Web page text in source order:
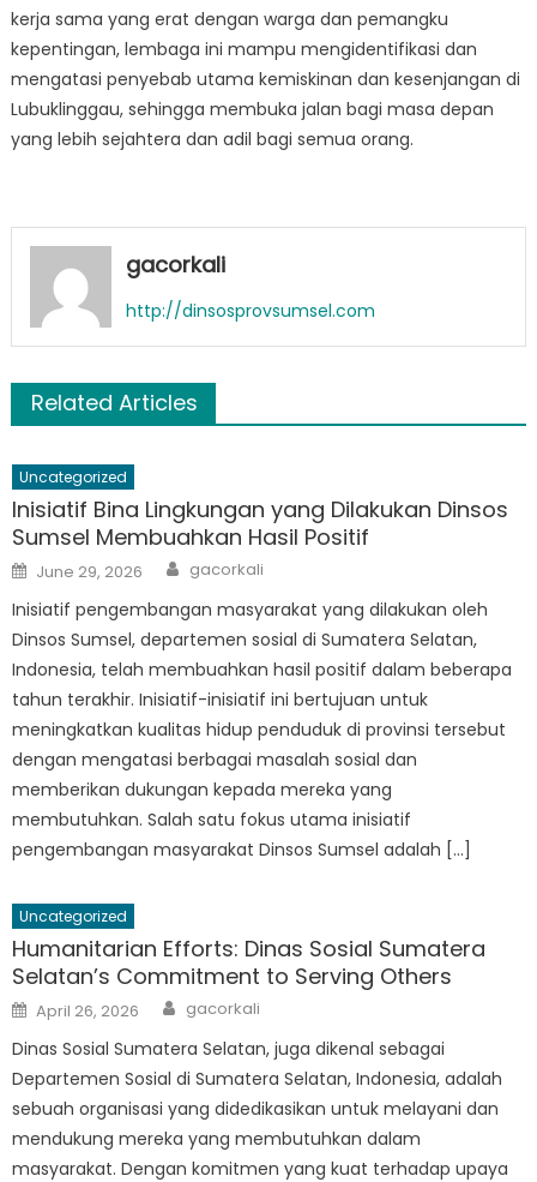
kerja sama yang erat dengan warga dan pemangku
kepentingan, lembaga ini mampu mengidentifikasi dan
mengatasi penyebab utama kemiskinan dan kesenjangan di
Lubuklinggau, sehingga membuka jalan bagi masa depan
yang lebih sejahtera dan adil bagi semua orang.
gacorkali
http://dinsosprovsumsel.com
Related Articles
Uncategorized
Inisiatif Bina Lingkungan yang Dilakukan Dinsos
Sumsel Membuahkan Hasil Positif
Posted
on
June 29, 2026 Author
gacorkali
Inisiatif pengembangan masyarakat yang dilakukan oleh
Dinsos Sumsel, departemen sosial di Sumatera Selatan,
Indonesia, telah membuahkan hasil positif dalam beberapa
tahun terakhir. Inisiatif-inisiatif ini bertujuan untuk
meningkatkan kualitas hidup penduduk di provinsi tersebut
dengan mengatasi berbagai masalah sosial dan
memberikan dukungan kepada mereka yang
membutuhkan. Salah satu fokus utama inisiatif
pengembangan masyarakat Dinsos Sumsel adalah […]
Uncategorized
Humanitarian Efforts: Dinas Sosial Sumatera
Selatan’s Commitment to Serving Others
Posted
on
April 26, 2026 Author
gacorkali
Dinas Sosial Sumatera Selatan, juga dikenal sebagai
Departemen Sosial di Sumatera Selatan, Indonesia, adalah
sebuah organisasi yang didedikasikan untuk melayani dan
mendukung mereka yang membutuhkan dalam
masyarakat. Dengan komitmen yang kuat terhadap upaya